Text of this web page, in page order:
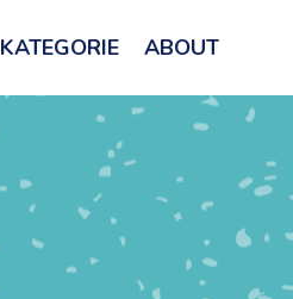
KATEGORIE ABOUT